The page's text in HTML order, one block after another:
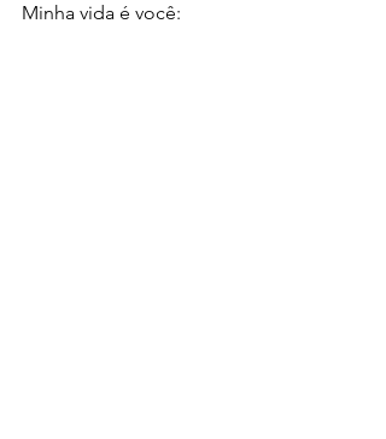
Minha vida é você: